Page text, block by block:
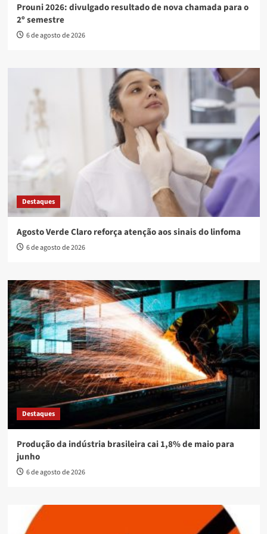
Prouni 2026: divulgado resultado de nova chamada para o
2º semestre
6 de agosto de 2026
Destaques
Agosto Verde Claro reforça atenção aos sinais do linfoma
6 de agosto de 2026
Destaques
Produção da indústria brasileira cai 1,8% de maio para
junho
6 de agosto de 2026